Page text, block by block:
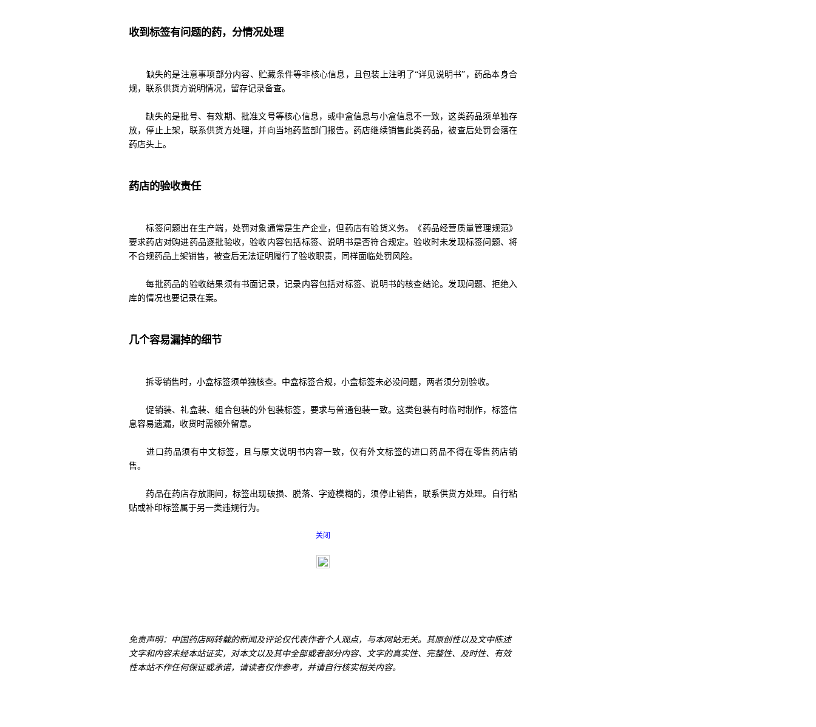
收到标签有问题的药，分情况处理
缺失的是注意事项部分内容、贮藏条件等非核心信息，且包装上注明了“详见说明书”，药品本身合
规，联系供货方说明情况，留存记录备查。
缺失的是批号、有效期、批准文号等核心信息，或中盒信息与小盒信息不一致，这类药品须单独存
放，停止上架，联系供货方处理，并向当地药监部门报告。药店继续销售此类药品，被查后处罚会落在
药店头上。
药店的验收责任
标签问题出在生产端，处罚对象通常是生产企业，但药店有验货义务。《药品经营质量管理规范》
要求药店对购进药品逐批验收，验收内容包括标签、说明书是否符合规定。验收时未发现标签问题、将
不合规药品上架销售，被查后无法证明履行了验收职责，同样面临处罚风险。
每批药品的验收结果须有书面记录，记录内容包括对标签、说明书的核查结论。发现问题、拒绝入
库的情况也要记录在案。
几个容易漏掉的细节
拆零销售时，小盒标签须单独核查。中盒标签合规，小盒标签未必没问题，两者须分别验收。
促销装、礼盒装、组合包装的外包装标签，要求与普通包装一致。这类包装有时临时制作，标签信
息容易遗漏，收货时需额外留意。
进口药品须有中文标签，且与原文说明书内容一致，仅有外文标签的进口药品不得在零售药店销
售。
药品在药店存放期间，标签出现破损、脱落、字迹模糊的，须停止销售，联系供货方处理。自行粘
贴或补印标签属于另一类违规行为。
关闭
免责声明：中国药店网转载的新闻及评论仅代表作者个人观点，与本网站无关。其原创性以及文中陈述
文字和内容未经本站证实，对本文以及其中全部或者部分内容、文字的真实性、完整性、及时性、有效
性本站不作任何保证或承诺，请读者仅作参考，并请自行核实相关内容。